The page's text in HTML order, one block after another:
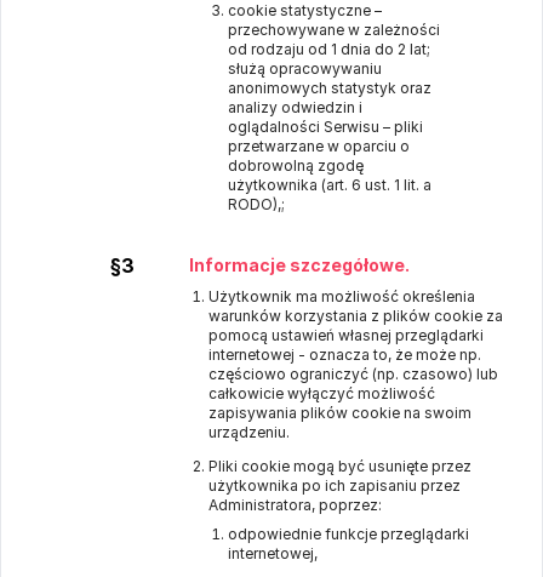
cookie statystyczne –
przechowywane w zależności
od rodzaju od 1 dnia do 2 lat;
służą opracowywaniu
anonimowych statystyk oraz
analizy odwiedzin i
oglądalności Serwisu – pliki
przetwarzane w oparciu o
dobrowolną zgodę
użytkownika (art. 6 ust. 1 lit. a
RODO),;
§3 Informacje szczegółowe.
Użytkownik ma możliwość określenia
warunków korzystania z plików cookie za
pomocą ustawień własnej przeglądarki
internetowej - oznacza to, że może np.
częściowo ograniczyć (np. czasowo) lub
całkowicie wyłączyć możliwość
zapisywania plików cookie na swoim
urządzeniu.
Pliki cookie mogą być usunięte przez
użytkownika po ich zapisaniu przez
Administratora, poprzez:
odpowiednie funkcje przeglądarki
internetowej,